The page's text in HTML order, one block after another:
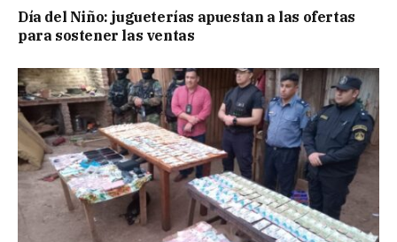
Día del Niño: jugueterías apuestan a las ofertas
para sostener las ventas